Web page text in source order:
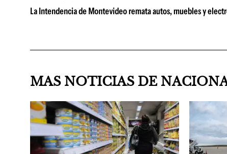
La Intendencia de Montevideo remata autos, muebles y
MAS NOTICIAS DE